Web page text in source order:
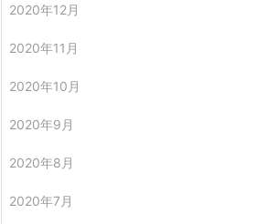
2020年12月
2020年11月
2020年10月
2020年9月
2020年8月
2020年7月